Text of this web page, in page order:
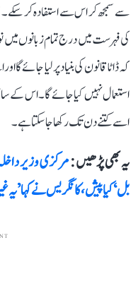
سے سمجھ کر اس سے استفادہ کر
کی فہرست میں درج تمام زبانوں میں
کہ ڈاٹا قانون کی بنیاد پر لیا جائے
استعمال نہیں کیا جائے گا۔ اس کے
اسے کتنے دن تک رکھا جا سکتا ہے۔
یہ بھی پڑھیں :مرکزی وزیر
بل‘ کیا پیش، کانگریس نے کہا ’یہ